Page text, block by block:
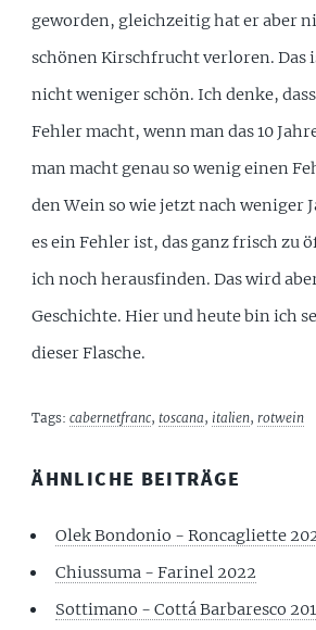
geworden, gleichzeitig hat er aber
schönen Kirschfrucht verloren. Das
nicht weniger schön. Ich denke,
Fehler macht, wenn man das 10
man macht genau so wenig einen
den Wein so wie jetzt nach weniger
es ein Fehler ist, das ganz frisch zu
ich noch herausfinden. Das wird
Geschichte. Hier und heute bin ich
dieser Flasche.
Tags:cabernetfranc, toscana, italien,rotwein
ÄHNLICHE BEITRÄGE
Olek Bondonio - Roncagliette
Chiussuma - Farinel 2022
Sottimano - Cottá Barbaresco